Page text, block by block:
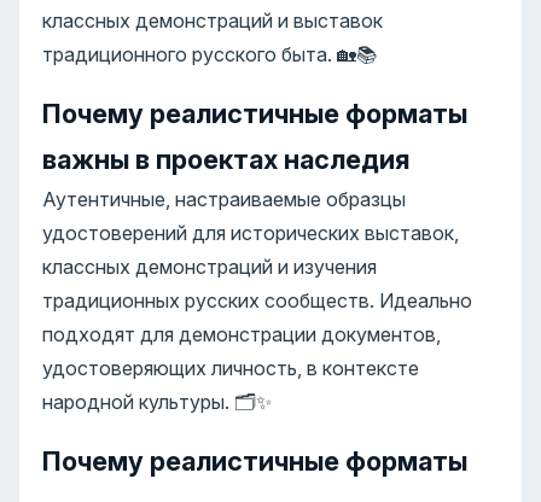
классных демонстраций и выставок
традиционного русского быта. 🏡📚
Почему реалистичные форматы
важны в проектах наследия
Аутентичные, настраиваемые образцы
удостоверений для исторических выставок,
классных демонстраций и изучения
традиционных русских сообществ. Идеально
подходят для демонстрации документов,
удостоверяющих личность, в контексте
народной культуры. 🗂️✨
Почему реалистичные форматы